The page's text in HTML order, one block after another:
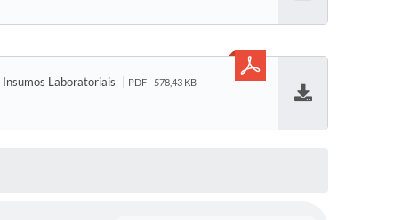
Laboratoriais PDF - 578,43 KB